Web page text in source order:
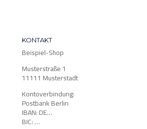
KONTAKT
Beispiel-Shop
Musterstraße 1
11111 Musterstadt
Kontoverbindung:
Postbank Berlin
IBAN: DE…
BIC: …